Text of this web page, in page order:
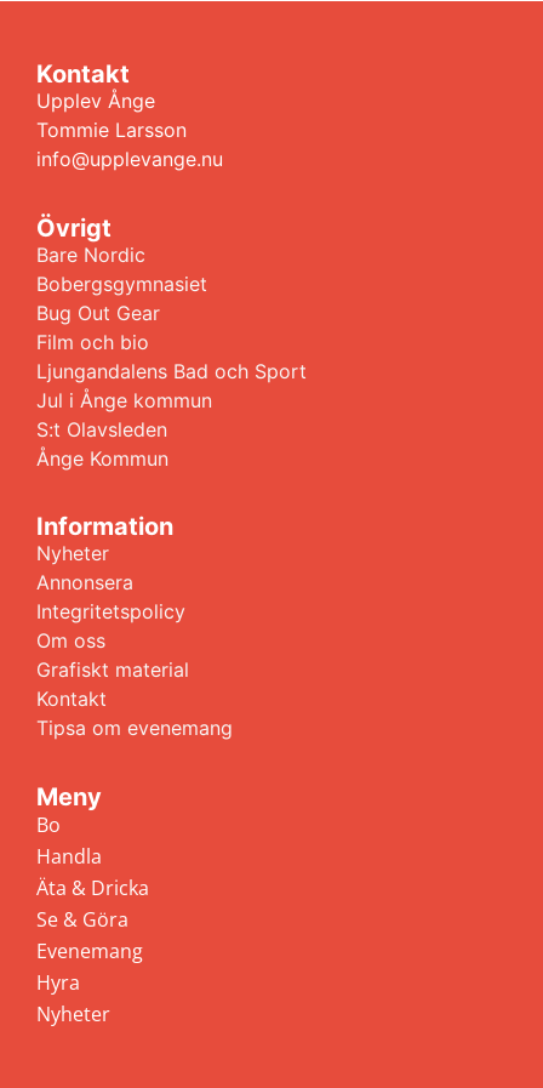
Kontakt
Upplev Ånge
Tommie Larsson
info@upplevange.nu
Övrigt
Bare Nordic
Bobergsgymnasiet
Bug Out Gear
Film och bio
Ljungandalens Bad och Sport
Jul i Ånge kommun
S:t Olavsleden
Ånge Kommun
Information
Nyheter
Annonsera
Integritetspolicy
Om oss
Grafiskt material
Kontakt
Tipsa om evenemang
Meny
Bo
Handla
Äta & Dricka
Se & Göra
Evenemang
Hyra
Nyheter